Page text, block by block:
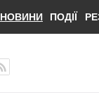
НОВИНИ ПОДІЇ